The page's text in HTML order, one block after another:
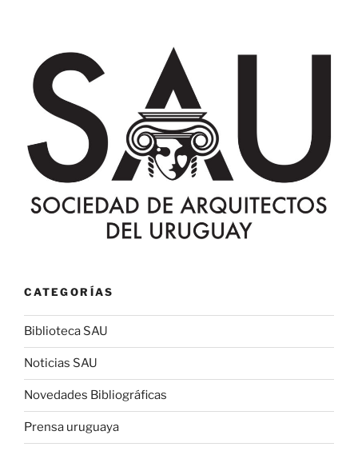
CATEGORÍAS
Biblioteca SAU
Noticias SAU
Novedades Bibliográficas
Prensa uruguaya